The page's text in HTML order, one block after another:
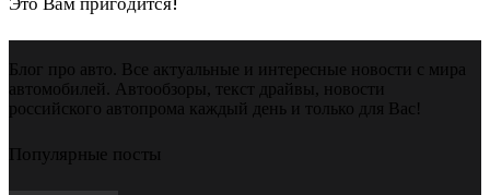
Блог про авто. Все актуальные и интересные новости с мира
автомобилей. Автообзоры, текст драйвы, новости
российского автопрома каждый день и только для Вас!
Популярные посты